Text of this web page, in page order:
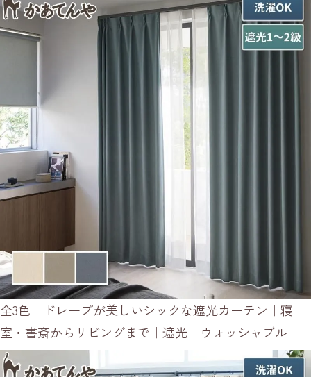
全3色｜ドレープが美しいシックな遮光カーテン｜寝
室・書斎からリビングまで｜遮光｜ウォッシャブル